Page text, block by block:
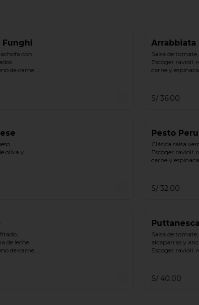
Funghi
con
de carne,
Arrabbiata
Salsa de
Escoger ravioli:
carne y
S/ 36.00
oliva y
Pesto
Clásica salsa
Escoger ravioli:
carne y
S/ 32.00
de leche.
de carne,
Puttanesca
Salsa de
alcaparras y
Escoger ravioli:
S/ 40.00